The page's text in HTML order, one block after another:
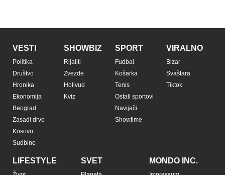
VESTI
Politika
Društvo
Hronika
Ekonomija
Beograd
Zasadi drvo
Kosovo
Sudbine
SHOWBIZ
Rijaliti
Zvezde
Holivud
Kviz
SPORT
Fudbal
Košarka
Tenis
Ostali sportovi
Navijači
Showtime
VIRALNO
Bizar
Svaštara
Tiktok
LIFESTYLE SVET MONDO INC.